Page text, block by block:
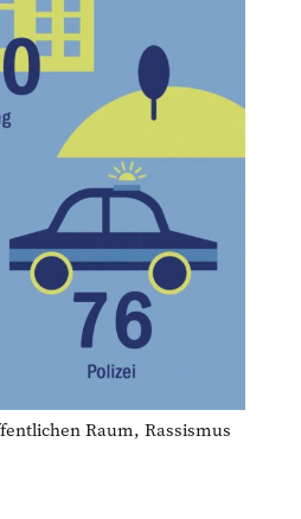
Raum, Rassismus